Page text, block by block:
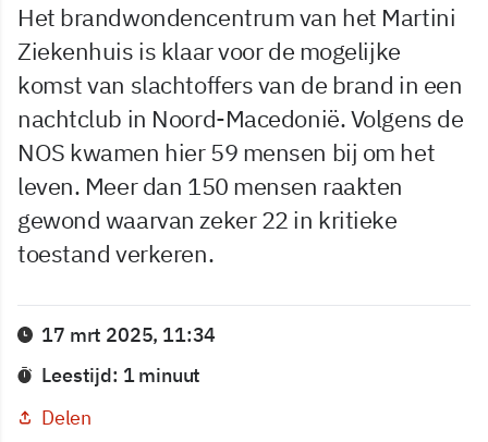
Het brandwondencentrum van het Martini
Ziekenhuis is klaar voor de mogelijke
komst van slachtoffers van de brand in een
nachtclub in Noord-Macedonië. Volgens de
NOS kwamen hier 59 mensen bij om het
leven. Meer dan 150 mensen raakten
gewond waarvan zeker 22 in kritieke
toestand verkeren.
17 mrt 2025, 11:34
Leestijd: 1 minuut
Delen